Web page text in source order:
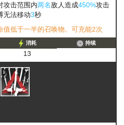
攻击范围内两名敌人造成450%攻击
无法移动3秒
值低于一半的召唤物。可充能2次
消耗
13
持续